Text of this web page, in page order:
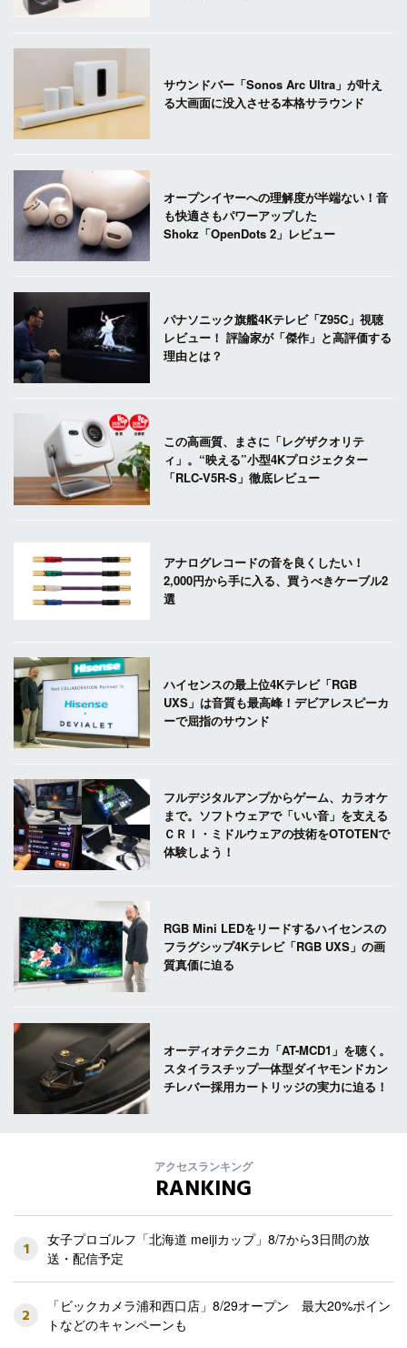
サウンドバー「Sonos Arc Ultra」が叶え
る大画面に没入させる本格サラウンド
オープンイヤーへの理解度が半端ない！音
も快適さもパワーアップした
Shokz「OpenDots 2」レビュー
パナソニック旗艦4Kテレビ「Z95C」視聴
レビュー！ 評論家が「傑作」と高評価する
理由とは？
この高画質、まさに「レグザクオリテ
ィ」。“映える”小型4Kプロジェクター
「RLC-V5R-S」徹底レビュー
アナログレコードの音を良くしたい！
2,000円から手に入る、買うべきケーブル2
選
ハイセンスの最上位4Kテレビ「RGB
UXS」は音質も最高峰！デビアレスピーカ
ーで屈指のサウンド
フルデジタルアンプからゲーム、カラオケ
まで。ソフトウェアで「いい音」を支える
ＣＲＩ・ミドルウェアの技術をOTOTENで
体験しよう！
RGB Mini LEDをリードするハイセンスの
フラグシップ4Kテレビ「RGB UXS」の画
質真価に迫る
オーディオテクニカ「AT-MCD1」を聴く。
スタイラスチップ一体型ダイヤモンドカン
チレバー採用カートリッジの実力に迫る！
アクセスランキング
RANKING
1
女子プロゴルフ「北海道 meijiカップ」8/7から3日間の放
送・配信予定
2
「ビックカメラ浦和西口店」8/29オープン 最大20%ポイン
トなどのキャンペーンも